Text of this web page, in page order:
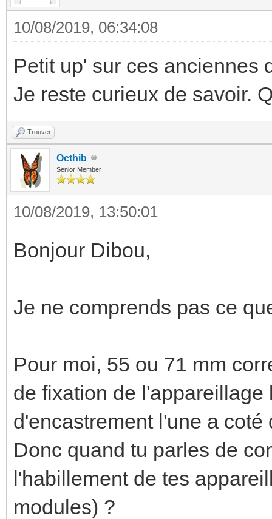
10/08/2019, 06:34:08
Petit up' sur ces anciennes
Je reste curieux de savoir.
Trouver
Octhib
Senior Member
10/08/2019, 13:50:01
Bonjour Dibou,
Je ne comprends pas ce
Pour moi, 55 ou 71 mm
de fixation de
d'encastrement l'une a coté
Donc quand tu parles de
l'habillement de tes
modules) ?